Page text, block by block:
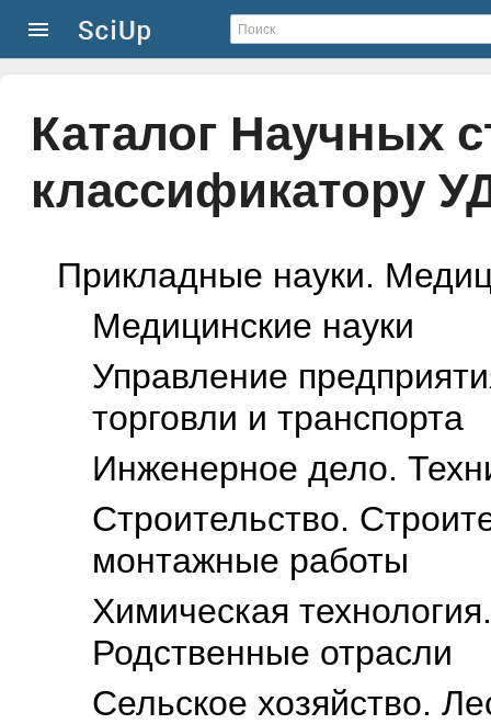
Каталог Научных
классификатору
Прикладные науки.
Mедицинские науки
Управление
торговли и транспорта
Инженерное дело.
Строительство.
монтажные работы
Химическая
Родственные отрасли
Сельское хозяйство.